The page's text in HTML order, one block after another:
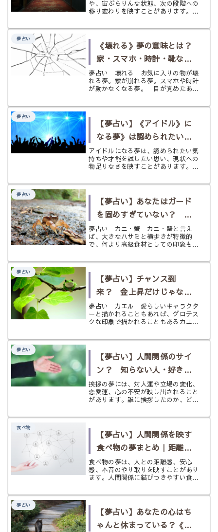
とく
や、宙ぶらりんな状態、次の段階への
移り変わりを映すことがあります。明
況別にやさしく読み解きます。
夢占い
《壊れる》夢の意味とは？
家・スマホ・時計・靴など
状況別にわかる夢占い
夢占い 壊れる お気に入りの物が壊
れる夢。家が崩れる夢。スマホや時計
が動かなくなる夢。 目が覚めたあと
ることがありますよね。 壊れる夢
係のひずみ、心身の疲れ、そして環境
の変...
夢占い
【夢占い】《アイドル》に
なる夢》は認められたいサ
イン？ 憧れと自己表現のゆ
くえを状況別にひもとく
アイドルになる夢は、認められたい気
持ちや才能を試したい思い、現状への
物足りなさを映すことがあります。オ
など状況別にやさしく読み解きます。
夢占い
【夢占い】あなたはガード
を固めすぎていない？
《カニ・蟹》の夢
夢占い カニ・蟹 カニ・蟹と言え
ば、大きなハサミと横歩きが特徴的
で、何より高級食材としての印象も強
が苦手という人もいますが、愛嬌のあ
段の生活で見ることがあるのはすでに
調理さ...
夢占い
【夢占い】チャンス到
来？ 金上昇だけじゃない
《カエル・蛙》の夢
夢占い カエル 愛らしいキャラクタ
ーと描かれることもあれば、グロテス
クな印象で描かれることもあるカエル
もしれませんね。 カエルは両生類で
ができます。 人間の感覚からすれ
ば、...
夢占い
【夢占い】人間関係のサイ
ン？ 知らない人・好きな
人・無視する〈挨拶〉の夢
挨拶の夢には、対人運や立場の変化、
恋愛運、心の不安が映し出されること
があります。誰に挨拶したのか、どん
まざま。挨拶する夢・される夢・無視
す。
食べ物
【夢占い】人間関係を映す
食べ物の夢まとめ｜距離
感・安心感・本音のやり取
りを読み解く
食べ物の夢は、人との距離感、安心
感、本音のやり取りを映すことがあり
ます。人間関係に結びつきやすい食べ
いに整理します。
夢占い
【夢占い】あなたの心はち
ゃんと休まっている？《帰